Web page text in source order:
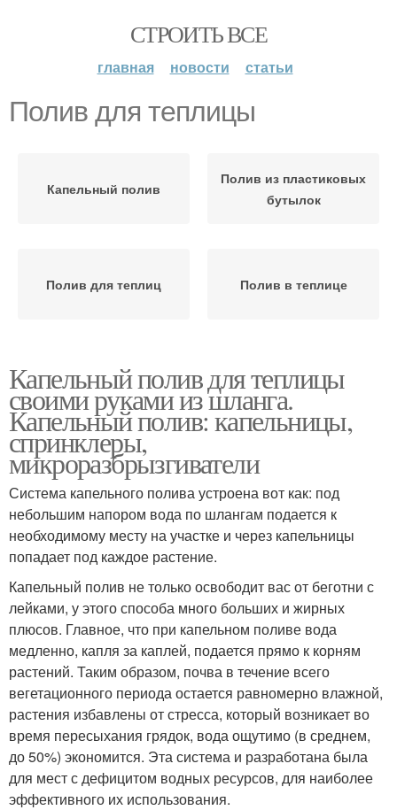
СТРОИТЬ ВСЕ
главная новости статьи
Полив для теплицы
Капельный полив
Полив из пластиковых
бутылок
Полив для теплиц Полив в теплице
Капельный полив для теплицы
своими руками из шланга.
Капельный полив: капельницы,
спринклеры,
микроразбрызгиватели
Система капельного полива устроена вот как: под
небольшим напором вода по шлангам подается к
необходимому месту на участке и через капельницы
попадает под каждое растение.
Капельный полив не только освободит вас от беготни с
лейками, у этого способа много больших и жирных
плюсов. Главное, что при капельном поливе вода
медленно, капля за каплей, подается прямо к корням
растений. Таким образом, почва в течение всего
вегетационного периода остается равномерно влажной,
растения избавлены от стресса, который возникает во
время пересыхания грядок, вода ощутимо (в среднем,
до 50%) экономится. Эта система и разработана была
для мест с дефицитом водных ресурсов, для наиболее
эффективного их использования.